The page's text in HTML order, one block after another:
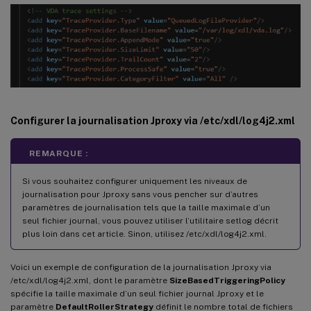
Configurer la journalisation Jproxy via /etc/xdl/log4j2.xml
REMARQUE :
Si vous souhaitez configurer uniquement les niveaux de
journalisation pour Jproxy sans vous pencher sur d’autres
paramètres de journalisation tels que la taille maximale d’un
seul fichier journal, vous pouvez utiliser l’utilitaire setlog décrit
plus loin dans cet article. Sinon, utilisez /etc/xdl/log4j2.xml.
Voici un exemple de configuration de la journalisation Jproxy via
/etc/xdl/log4j2.xml, dont le paramètre SizeBasedTriggeringPolicy
spécifie la taille maximale d’un seul fichier journal Jproxy et le
paramètre DefaultRollerStrategy définit le nombre total de fichiers